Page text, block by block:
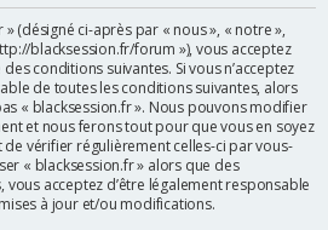
c
(désigné ci-après par « nous », « notre »,
blacksession.fr/forum »), vous acceptez
conditions suivantes. Si vous n’acceptez
de toutes les conditions suivantes, alors
« blacksession.fr ». Nous pouvons modifier
et nous ferons tout pour que vous en soyez
vérifier régulièrement celles-ci par vous-
« blacksession.fr » alors que des
vous acceptez d’être légalement responsable
à jour et/ou modifications.